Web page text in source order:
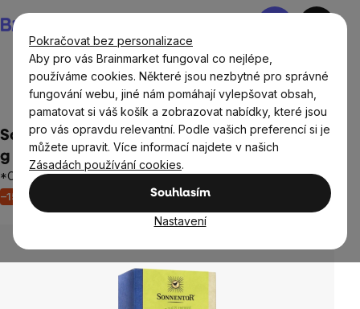
Pokračovat bez personalizace
Aby pro vás Brainmarket fungoval co nejlépe,
používáme cookies. Některé jsou nezbytné pro správné
fungování webu, jiné nám pomáhají vylepšovat obsah,
pamatovat si váš košík a zobrazovat nabídky, které jsou
pro vás opravdu relevantní. Podle vašich preferencí si je
můžete upravit. Více informací najdete v našich
Zásadách používání cookies.
Souhlasím
Nastavení
na
obsah
Nákupní
Potraviny Dochucovadla a koření
Sonnentor Citronová tráva řezaná, BIO, 25
g
*CZ-BIO-002 certifikát
–15 %
hodnocení
je
Neohodnoceno